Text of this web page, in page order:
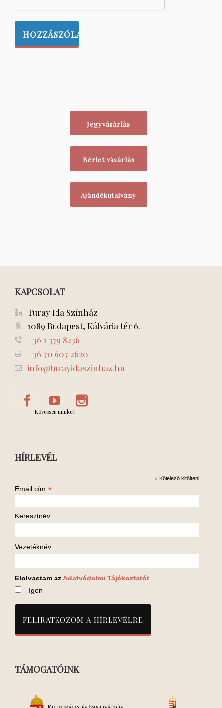
Jegyvásárlás
Bérlet vásárlás
Ajándékutalvány
KAPCSOLAT
Turay Ida Színház
1089 Budapest, Kálvária tér 6.
+36 1 379 8236
+36 70 607 2620
info@turayidaszinhaz.hu
Kövessen minket!
HÍRLEVÉL
* Kötelező kitölteni
Email cím *
Keresztnév
Vezetéknév
Elolvastam az Adatvédelmi Tájékoztatót
Igen
TÁMOGATÓINK